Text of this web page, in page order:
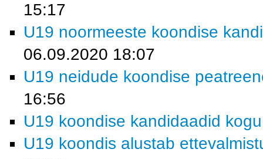
15:17
U19 noormeeste koondise
06.09.2020 18:07
U19 neidude koondise
16:56
U19 koondise kandidaadid
U19 koondis alustab